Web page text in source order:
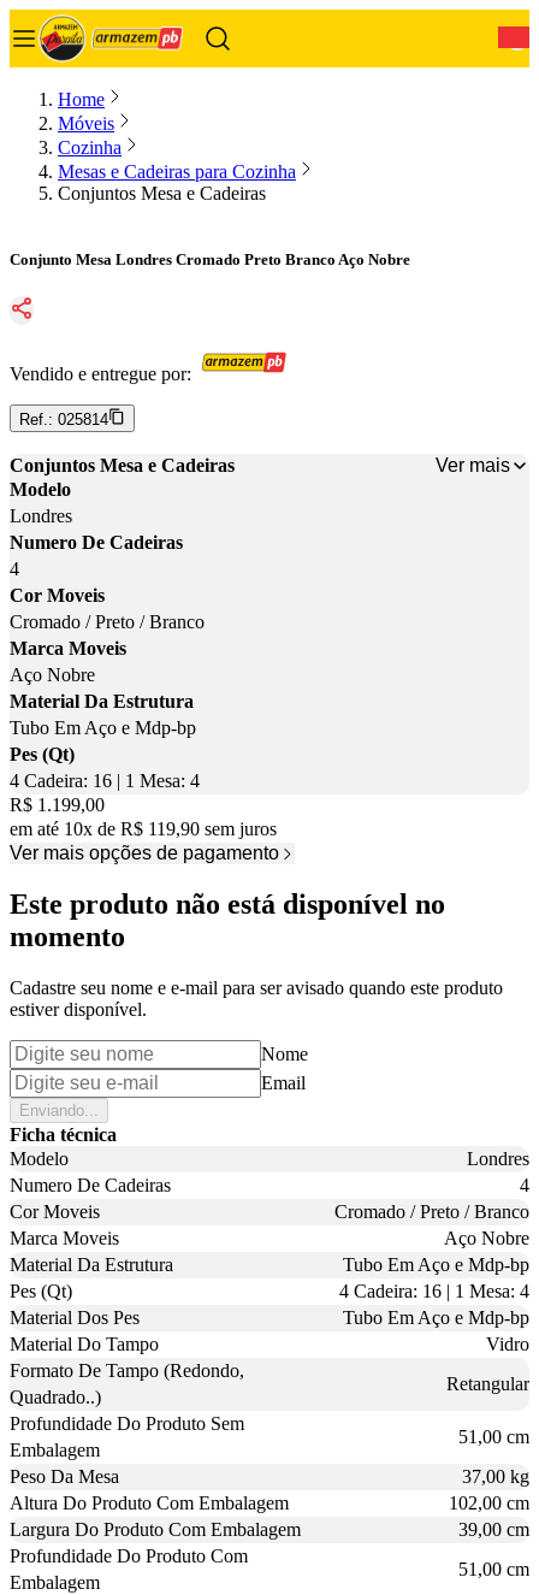
Home
Móveis
Cozinha
Mesas e Cadeiras para Cozinha
Conjuntos Mesa e Cadeiras
Conjunto Mesa Londres Cromado Preto Branco Aço Nobre
Vendido e entregue por:
Ref.: 025814
Conjuntos Mesa e Cadeiras
Ver mais
Modelo
Londres
Numero De Cadeiras
4
Cor Moveis
Cromado / Preto / Branco
Marca Moveis
Aço Nobre
Material Da Estrutura
Tubo Em Aço e Mdp-bp
Pes (Qt)
4 Cadeira: 16 | 1 Mesa: 4
Price:
R$ 1.199,00
em até 10x de R$ 119,90 sem juros
Ver mais opções de pagamento
Este produto não está disponível no
momento
Cadastre seu nome e e-mail para ser avisado quando este produto
estiver disponível.
Nome
Email
Enviando...
Ficha técnica
Modelo
Londres
Numero De Cadeiras
4
Cor Moveis
Cromado / Preto / Branco
Marca Moveis
Aço Nobre
Material Da Estrutura
Tubo Em Aço e Mdp-bp
Pes (Qt)
4 Cadeira: 16 | 1 Mesa: 4
Material Dos Pes
Tubo Em Aço e Mdp-bp
Material Do Tampo
Vidro
Formato De Tampo (Redondo,
Quadrado..)
Retangular
Profundidade Do Produto Sem
Embalagem
51,00 cm
Peso Da Mesa
37,00 kg
Altura Do Produto Com Embalagem
102,00 cm
Largura Do Produto Com Embalagem
39,00 cm
Profundidade Do Produto Com
Embalagem
51,00 cm